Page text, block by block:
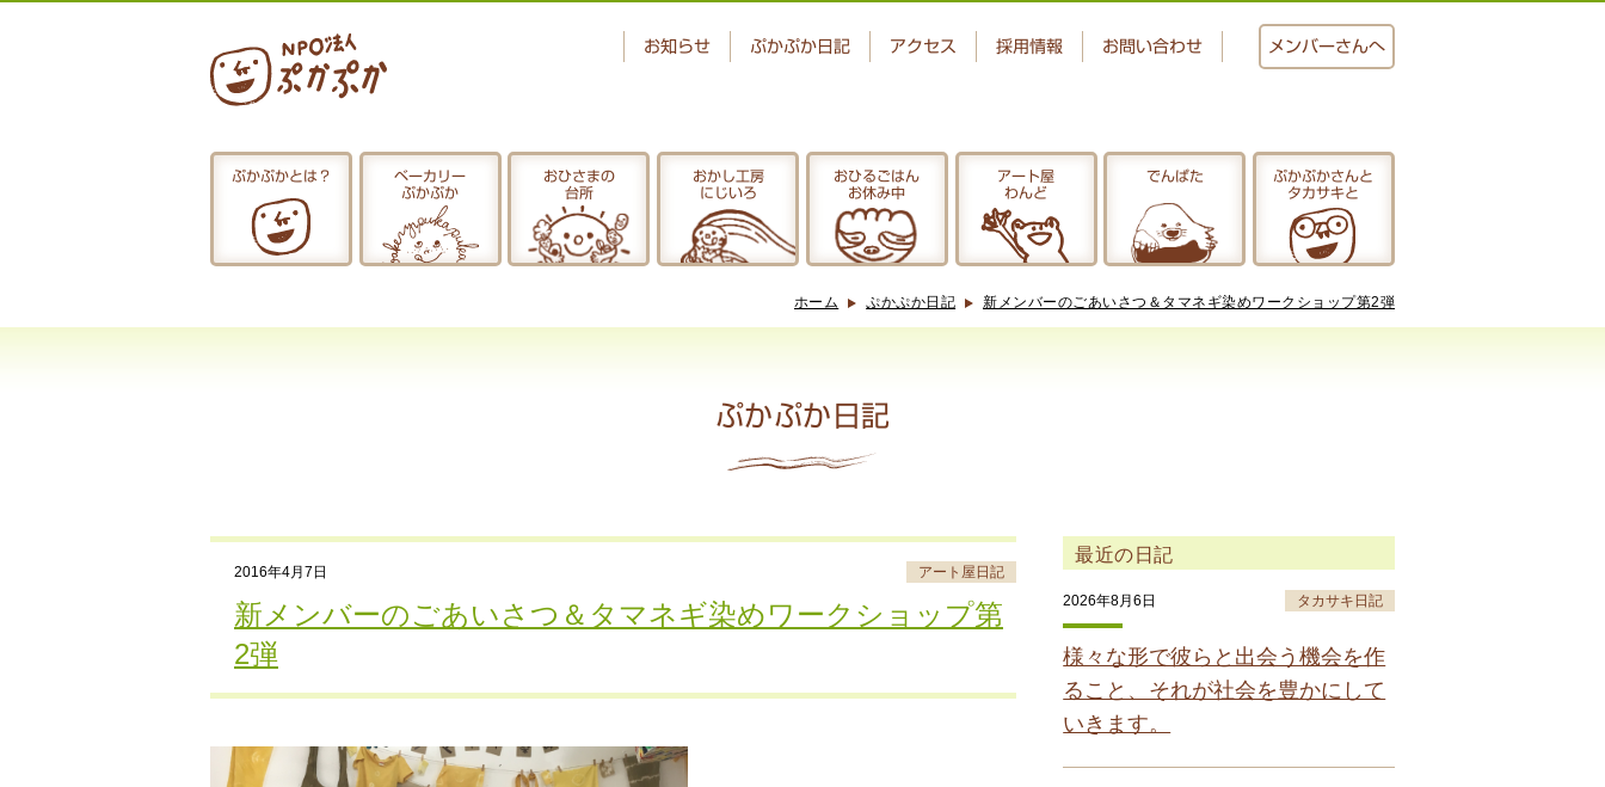
お知らせ ぷかぷか日記 アクセス 採用情報 お問い合わせ メンバーさんへ
ぷかぷかとは？
ぷかぷか
おかし工房
ぷかぷか日記
ぷかぷかとは？
ベーカリー
ぷかぷか
おひさまの
台所
おかし工房
にじいろ
おひるごはん
お休み中
アート屋
わんど
でんぱた
ぷかぷかさんと
タカサキと
ホーム ぷかぷか日記 新メンバーのごあいさつ＆タマネギ染めワークショップ第2弾
ぷかぷか日記
2016年4月7日 アート屋日記
新メンバーのごあいさつ＆タマネギ染めワークショップ第
2弾
最近の日記
2026年8月6日 タカサキ日記
様々な形で彼らと出会う機会を作
ること、それが社会を豊かにして
いきます。